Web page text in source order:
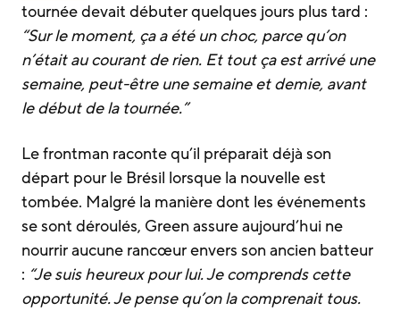
tournée devait débuter quelques jours plus tard :
“Sur le moment, ça a été un choc, parce qu’on
n’était au courant de rien. Et tout ça est arrivé une
semaine, peut-être une semaine et demie, avant
le début de la tournée.”
Le frontman raconte qu’il préparait déjà son
départ pour le Brésil lorsque la nouvelle est
tombée. Malgré la manière dont les événements
se sont déroulés, Green assure aujourd’hui ne
nourrir aucune rancœur envers son ancien batteur
: “Je suis heureux pour lui. Je comprends cette
opportunité. Je pense qu’on la comprenait tous.